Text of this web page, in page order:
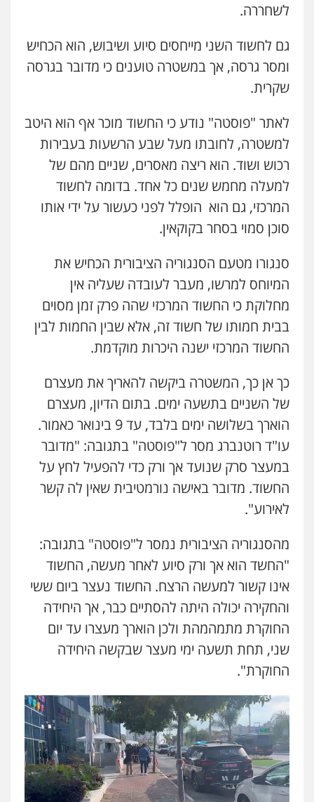
לשחררה.
גם לחשוד השני מייחסים סיוע ושיבוש, הוא הכחיש
ומסר גרסה, אך במשטרה טוענים כי מדובר בגרסה
שקרית.
לאתר "פוסטה" נודע כי החשוד מוכר אף הוא היטב
למשטרה, לחובתו מעל שבע הרשעות בעבירות
רכוש ושוד. הוא ריצה מאסרים, שניים מהם של
למעלה מחמש שנים כל אחד. בדומה לחשוד
המרכזי, גם הוא הופלל לפני כעשור על ידי אותו
סוכן סמוי בסחר בקוקאין.
סנגורו מטעם הסנגוריה הציבורית הכחיש את
המיוחס למרשו, מעבר לעובדה שעליה אין
מחלוקת כי החשוד המרכזי שהה פרק זמן מסוים
בבית חמותו של חשוד זה, אלא שבין החמות לבין
החשוד המרכזי ישנה היכרות מוקדמת.
כך אן כך, המשטרה ביקשה להאריך את מעצרם
של השניים בתשעה ימים. בתום הדיון, מעצרם
הוארך בשלושה ימים בלבד, עד 9 בינואר כאמור.
עו"ד רוטנברג מסר ל"פוסטה" בתגובה: "מדובר
במעצר סרק שנועד אך ורק כדי להפעיל לחץ על
החשוד. מדובר באישה נורמטיבית שאין לה קשר
לאירוע".
מהסנגוריה הציבורית נמסר ל"פוסטה" בתגובה:
"החשד הוא אך ורק סיוע לאחר מעשה, החשוד
אינו קשור למעשה הרצח. החשוד נעצר ביום ששי
והחקירה יכולה היתה להסתיים כבר, אך היחידה
החוקרת מתמהמהת ולכן הוארך מעצרו עד יום
שני, תחת תשעה ימי מעצר שבקשה היחידה
החוקרת".
עו"ד אייל אביטל
עו"ד רונן בנדל
משפט פלילי פשיעה חמורה פלילי
0524282442